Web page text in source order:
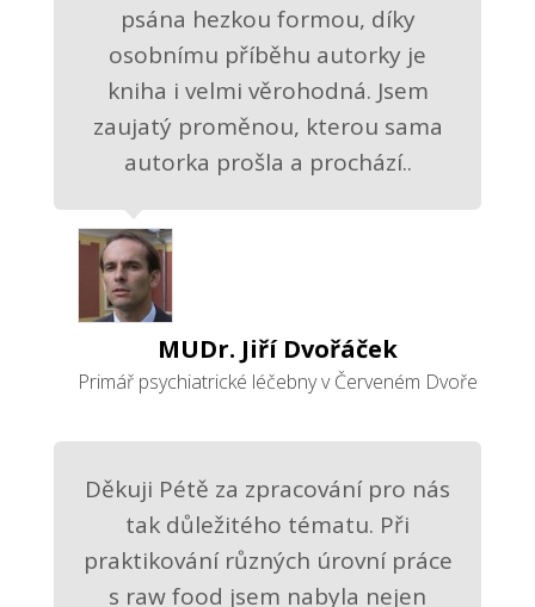
psána hezkou formou, díky
osobnímu příběhu autorky je
kniha i velmi věrohodná. Jsem
zaujatý proměnou, kterou sama
autorka prošla a prochází..
MUDr. Jiří Dvořáček
Primář psychiatrické léčebny v Červeném Dvoře
Děkuji Pétě za zpracování pro nás
tak důležitého tématu. Při
praktikování různých úrovní práce
s raw food jsem nabyla nejen